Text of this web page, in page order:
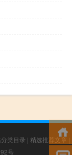
类目录 | 精选推荐文章|
号